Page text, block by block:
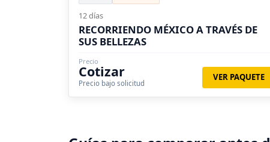
12 días
RECORRIENDO MÉXICO A TRAVÉS DE
SUS BELLEZAS
Precio
Cotizar
Precio bajo solicitud
VER PAQUETE